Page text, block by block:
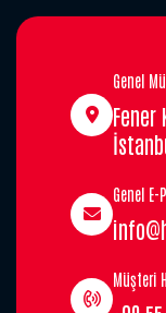
Genel
Fener
Genel E-
Müşteri